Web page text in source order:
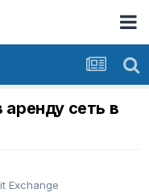
сеть в
Exchange